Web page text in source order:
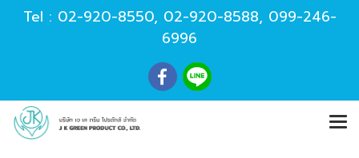
Tel : 02-920-8550, 02-920-8588, 099-246-
6996